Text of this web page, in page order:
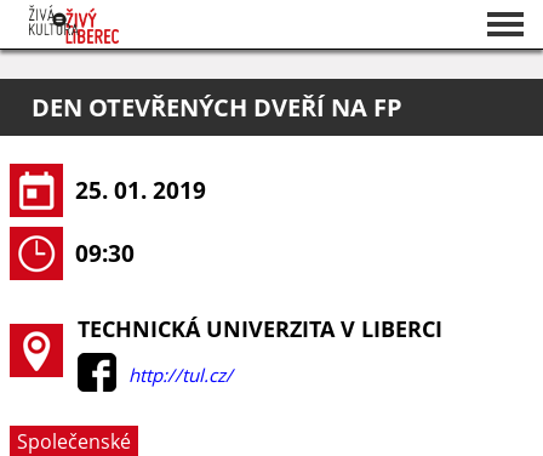
O projektu
Pořadatelé
DEN OTEVŘENÝCH DVEŘÍ NA FP
25. 01. 2019
09:30
TECHNICKÁ UNIVERZITA V LIBERCI
http://tul.cz/
Společenské